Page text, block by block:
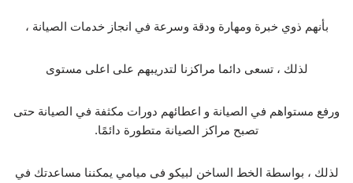
بأنهم ذوي خبرة ومهارة ودقة وسرعة في انجاز خدمات الصيانة ،
لذلك ، تسعى دائما مراكزنا لتدريبهم على اعلى مستوى
ورفع مستواهم في الصيانة و اعطائهم دورات مكثفة في الصيانة حتى
تصبح مراكز الصيانة متطورة دائمًا.
لذلك ، بواسطة الخط الساخن لبيكو فى ميامي يمكننا مساعدتك في